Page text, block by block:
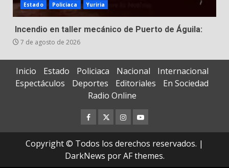
Estado Policiaca Yuriria
Incendio en taller mecánico de Puerto de Águila:
7 de agosto de 2026
Inicio Estado Policiaca Nacional
Internacional
Espectáculos
Deportes Editoriales
En Sociedad
Radio Online
Facebook
TwitterInstagram
Youtube
Copyright © Todos los derechos reservados. |
DarkNews por AF themes.